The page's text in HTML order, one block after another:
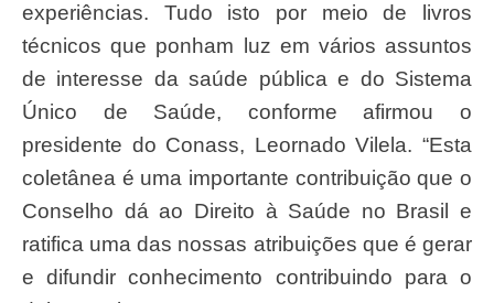
experiências. Tudo isto por meio de livros
técnicos que ponham luz em vários assuntos
de interesse da saúde pública e do Sistema
Único de Saúde, conforme afirmou o
presidente do Conass, Leornado Vilela. “Esta
coletânea é uma importante contribuição que o
Conselho dá ao Direito à Saúde no Brasil e
ratifica uma das nossas atribuições que é gerar
e difundir conhecimento contribuindo para o